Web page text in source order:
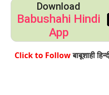
Download
Babushahi Hindi
App
Click to Followबाबूशाही